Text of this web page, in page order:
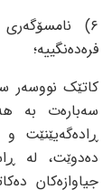
٦)
فره‌ده‌نگییه‌؛
کاتێک نووسه‌ر
سه‌باره‌ت به‌
ڕاده‌گه‌یێنێت
ده‌دوێت، له‌
جیاوازه‌کان